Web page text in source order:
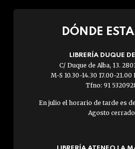
DÓNDE
LIBRERÍA DUQUE
C/ Duque de Alba, 13.
M-S 10.30-14.30 17.00-21.00
Tfno: 91
En julio el horario de tarde es
Agosto cerrado